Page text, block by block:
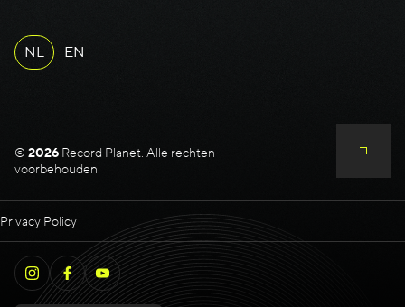
NL EN
© 2026 Record Planet. Alle rechten
voorbehouden.
Privacy Policy